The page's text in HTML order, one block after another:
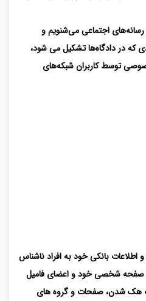
اجتماعی می‌شنویم و
که در دادگاه‌ها تشکیل می شود،
توسط کاربران شبکه‌های
و اطلاعات بانکی خود به افراد ناشناس
صفحه شخصی خود و اعضای فامیل
هک شدن، صفحات و گروه های